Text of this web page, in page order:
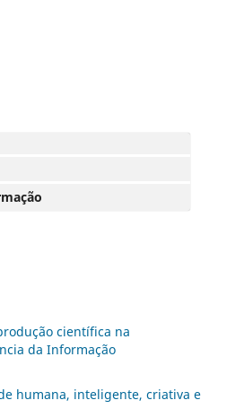
científica na
da Informação
humana, inteligente, criativa e